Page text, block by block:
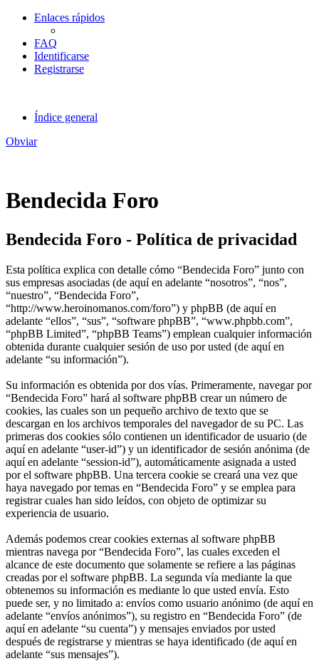
Enlaces rápidos
FAQ
Identificarse
Registrarse
Índice general
Obviar
Bendecida Foro
Bendecida Foro - Política de privacidad
Esta política explica con detalle cómo “Bendecida Foro” junto con
sus empresas asociadas (de aquí en adelante “nosotros”, “nos”,
“nuestro”, “Bendecida Foro”,
“http://www.heroinomanos.com/foro”) y phpBB (de aquí en
adelante “ellos”, “sus”, “software phpBB”, “www.phpbb.com”,
“phpBB Limited”, “phpBB Teams”) emplean cualquier información
obtenida durante cualquier sesión de uso por usted (de aquí en
adelante “su información”).
Su información es obtenida por dos vías. Primeramente, navegar por
“Bendecida Foro” hará al software phpBB crear un número de
cookies, las cuales son un pequeño archivo de texto que se
descargan en los archivos temporales del navegador de su PC. Las
primeras dos cookies sólo contienen un identificador de usuario (de
aquí en adelante “user-id”) y un identificador de sesión anónima (de
aquí en adelante “session-id”), automáticamente asignada a usted
por el software phpBB. Una tercera cookie se creará una vez que
haya navegado por temas en “Bendecida Foro” y se emplea para
registrar cuales han sido leídos, con objeto de optimizar su
experiencia de usuario.
Además podemos crear cookies externas al software phpBB
mientras navega por “Bendecida Foro”, las cuales exceden el
alcance de este documento que solamente se refiere a las páginas
creadas por el software phpBB. La segunda vía mediante la que
obtenemos su información es mediante lo que usted envía. Esto
puede ser, y no limitado a: envíos como usuario anónimo (de aquí en
adelante “envíos anónimos”), su registro en “Bendecida Foro” (de
aquí en adelante “su cuenta”) y mensajes enviados por usted
después de registrarse y mientras se haya identificado (de aquí en
adelante “sus mensajes”).